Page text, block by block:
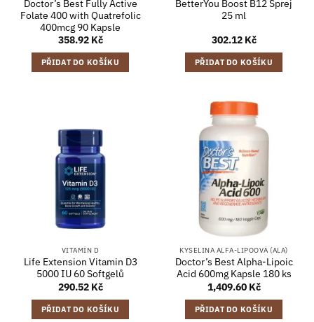
Doctor’s Best Fully Active
Folate 400 with Quatrefolic
400mcg 90 Kapsle
358.92 Kč
PŘIDAT DO KOŠÍKU
BetterYou Boost B12 Sprej
25 ml
302.12 Kč
PŘIDAT DO KOŠÍKU
VITAMÍN D
Life Extension Vitamin D3
5000 IU 60 Softgelů
290.52 Kč
PŘIDAT DO KOŠÍKU
KYSELINA ALFA-LIPOOVÁ (ALA)
Doctor’s Best Alpha-Lipoic
Acid 600mg Kapsle 180 ks
1,409.60 Kč
PŘIDAT DO KOŠÍKU